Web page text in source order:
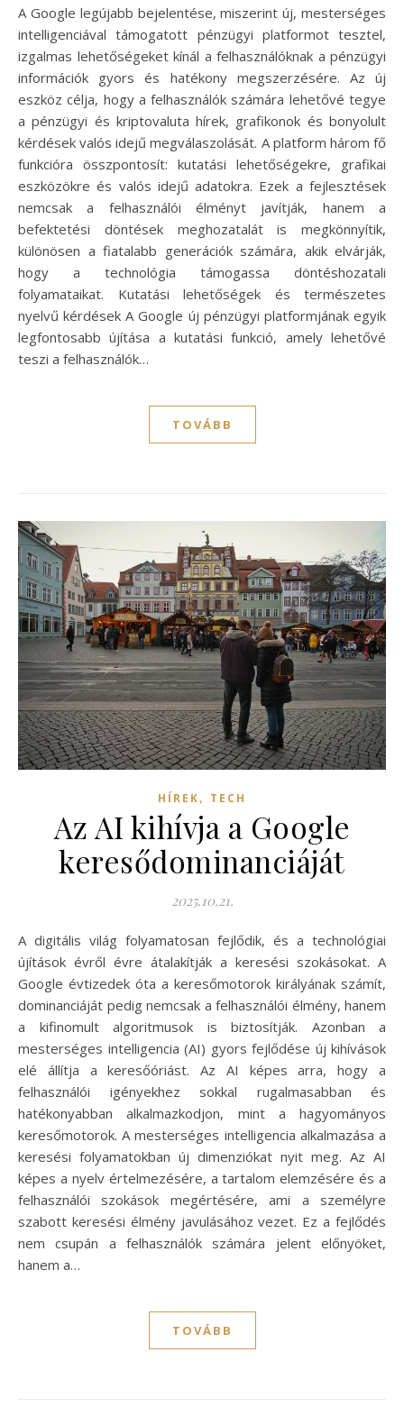
A Google legújabb bejelentése, miszerint új, mesterséges
intelligenciával támogatott pénzügyi platformot tesztel,
izgalmas lehetőségeket kínál a felhasználóknak a pénzügyi
információk gyors és hatékony megszerzésére. Az új
eszköz célja, hogy a felhasználók számára lehetővé tegye
a pénzügyi és kriptovaluta hírek, grafikonok és bonyolult
kérdések valós idejű megválaszolását. A platform három fő
funkcióra összpontosít: kutatási lehetőségekre, grafikai
eszközökre és valós idejű adatokra. Ezek a fejlesztések
nemcsak a felhasználói élményt javítják, hanem a
befektetési döntések meghozatalát is megkönnyítik,
különösen a fiatalabb generációk számára, akik elvárják,
hogy a technológia támogassa döntéshozatali
folyamataikat. Kutatási lehetőségek és természetes
nyelvű kérdések A Google új pénzügyi platformjának egyik
legfontosabb újítása a kutatási funkció, amely lehetővé
teszi a felhasználók…
TOVÁBB
HÍREK, TECH
Az AI kihívja a Google
keresődominanciáját
2025.10.21.
A digitális világ folyamatosan fejlődik, és a technológiai
újítások évről évre átalakítják a keresési szokásokat. A
Google évtizedek óta a keresőmotorok királyának számít,
dominanciáját pedig nemcsak a felhasználói élmény, hanem
a kifinomult algoritmusok is biztosítják. Azonban a
mesterséges intelligencia (AI) gyors fejlődése új kihívások
elé állítja a keresőóriást. Az AI képes arra, hogy a
felhasználói igényekhez sokkal rugalmasabban és
hatékonyabban alkalmazkodjon, mint a hagyományos
keresőmotorok. A mesterséges intelligencia alkalmazása a
keresési folyamatokban új dimenziókat nyit meg. Az AI
képes a nyelv értelmezésére, a tartalom elemzésére és a
felhasználói szokások megértésére, ami a személyre
szabott keresési élmény javulásához vezet. Ez a fejlődés
nem csupán a felhasználók számára jelent előnyöket,
hanem a…
TOVÁBB